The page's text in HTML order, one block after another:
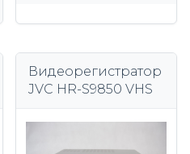
Видеорегистратор
JVC HR-S9850 VHS